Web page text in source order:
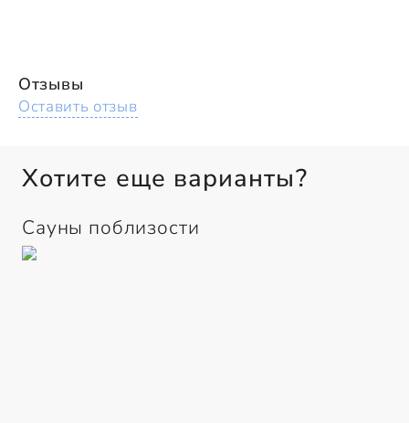
Отзывы
Оставить отзыв
Хотите еще варианты?
Сауны поблизости